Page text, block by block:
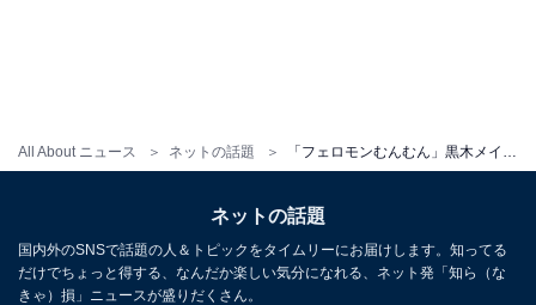
All About ニュース ネットの話題
ネットの話題
国内外のSNSで話題の人＆トピックをタイムリーにお届けします。知ってる
だけでちょっと得する、なんだか楽しい気分になれる、ネット発「知ら（な
きゃ）損」ニュースが盛りだくさん。